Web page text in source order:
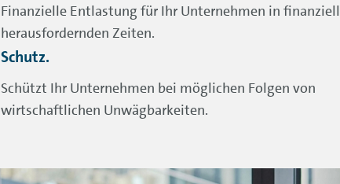
Finanzielle Entlastung für Ihr Unternehmen in finanziell
herausfordernden Zeiten.
Schutz.
Schützt Ihr Unternehmen bei möglichen Folgen von
wirtschaftlichen Unwägbarkeiten.